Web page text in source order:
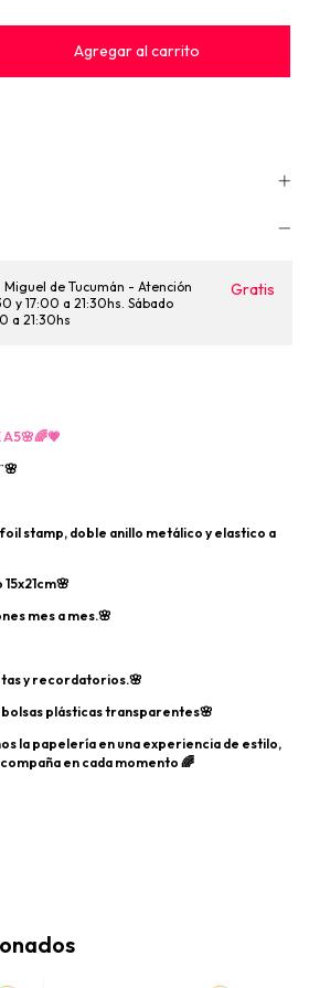
Miguel de Tucumán - Atención
y 17:00 a 21:30hs. Sábado
a 21:30hs
Gratis
A5🌸🌈💗
stamp, doble anillo metálico y elastico a
mes a mes.🌸
y recordatorios.🌸
plásticas transparentes🌸
la papelería en una experiencia de estilo,
en cada momento 🌈